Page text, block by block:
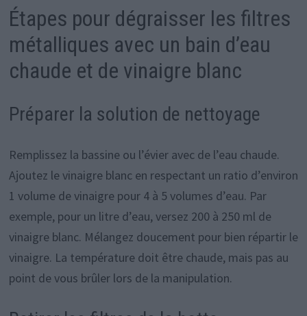
Étapes pour dégraisser les filtres
métalliques avec un bain d’eau
chaude et de vinaigre blanc
Préparer la solution de nettoyage
Remplissez la bassine ou l’évier avec de l’eau chaude.
Ajoutez le vinaigre blanc en respectant un ratio d’environ
1 volume de vinaigre pour 4 à 5 volumes d’eau. Par
exemple, pour un litre d’eau, versez 200 à 250 ml de
vinaigre blanc. Mélangez doucement pour bien répartir le
vinaigre. La température doit être chaude, mais pas au
point de vous brûler lors de la manipulation.